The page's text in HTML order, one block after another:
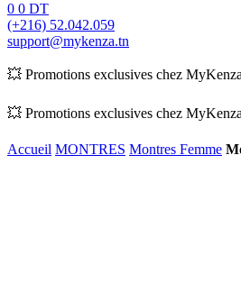
0 0 DT
(+216) 52.042.059
support@mykenza.tn
💥 Promotions exclusives chez
💥 Promotions exclusives chez
Accueil MONTRES Montres Femme